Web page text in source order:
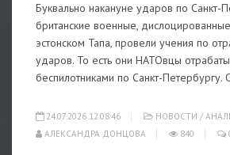
Буквально накануне ударов по Санкт-
британские военные,
эстонском Тапа, провели учения по
ударов. То есть они НАТОвцы
беспилотниками по Санкт-Петербургу.
24.07.2026 12:08:46 НОВОСТИ /
АЛЕКСАНДРА ДОНЦОВА
840